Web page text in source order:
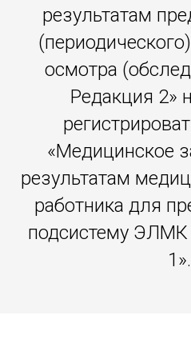
результатам
осмотра
Редакция 2»
«Медицинское
результатам
работника для
подсистему ЭЛМК
1».